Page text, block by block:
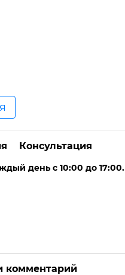
Консультация
день с 10:00 до 17:00.
комментарий